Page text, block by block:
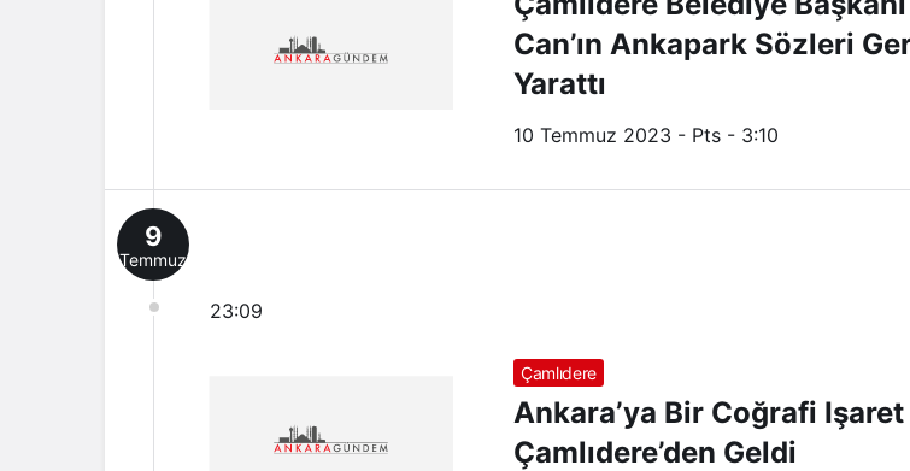
Can’ın Ankapark Sözleri
Yarattı
10 Temmuz 2023 - Pts - 3:10
9
Temmuz
23:09
Çamlıdere
Ankara’ya Bir Coğrafi Işaret
Çamlıdere’den Geldi